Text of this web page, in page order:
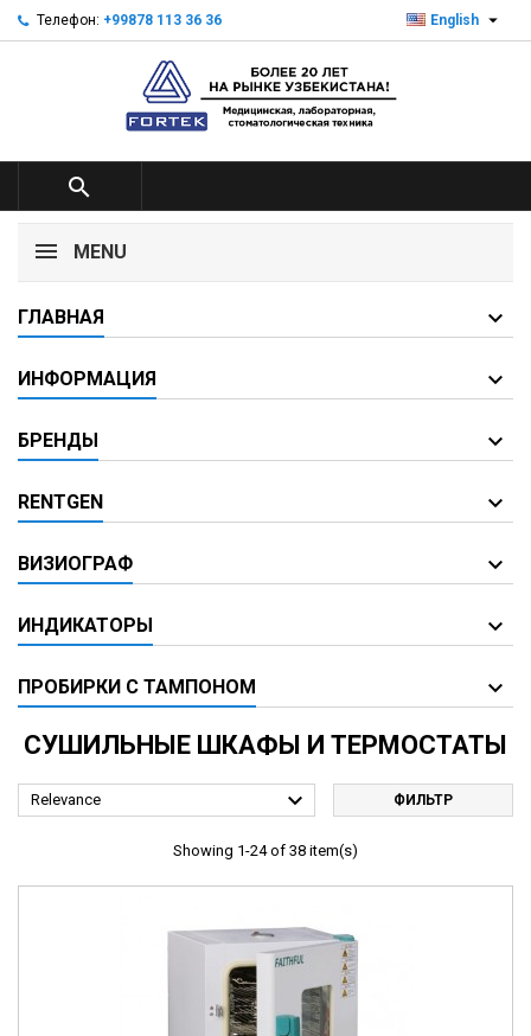
Телефон: +99878 113 36 36 English 

MENU
ГЛАВНАЯ
ИНФОРМАЦИЯ
БРЕНДЫ
RENTGEN
ВИЗИОГРАФ
ИНДИКАТОРЫ
ПРОБИРКИ С ТАМПОНОМ
СУШИЛЬНЫЕ ШКАФЫ И ТЕРМОСТАТЫ
Relevance  ФИЛЬТР
Showing 1-24 of 38 item(s)